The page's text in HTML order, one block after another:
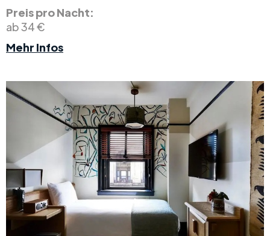
Preis pro Nacht:
ab 34 €
Mehr Infos